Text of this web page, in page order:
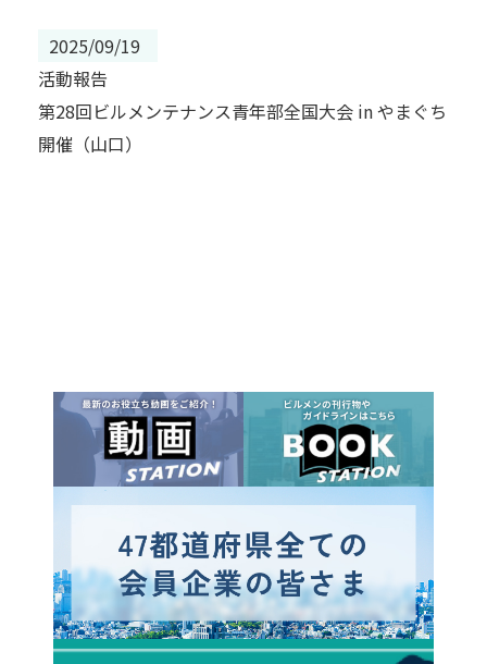
2025/09/19
活動報告
第28回ビルメンテナンス青年部全国大会 in やまぐち
開催（山口）